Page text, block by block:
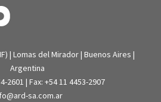
| Lomas del Mirador | Buenos Aires |
Argentina
2601 | Fax: +54 11 4453-2907
sa.com.ar